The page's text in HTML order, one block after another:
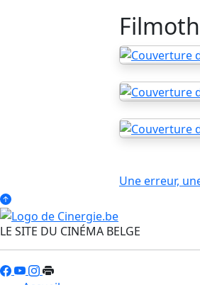
Une erreur,
LE SITE DU CINÉMA BELGE